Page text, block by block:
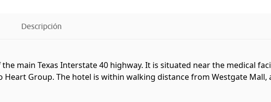
Descripción
main Texas Interstate 40 highway. It is situated near the medical
Heart Group. The hotel is within walking distance from Westgate